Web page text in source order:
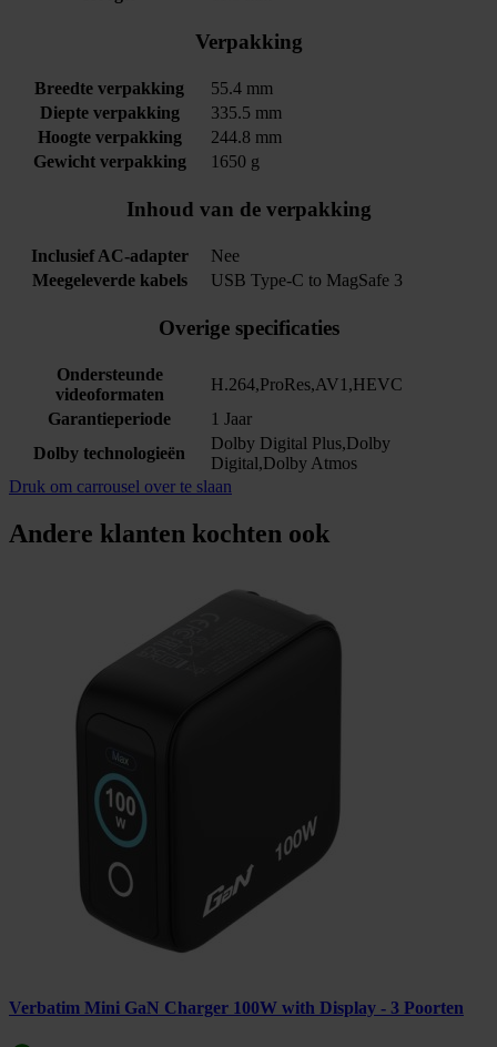
Verpakking
Breedte verpakking
55.4 mm
Diepte verpakking
335.5 mm
Hoogte verpakking
244.8 mm
Gewicht verpakking
1650 g
Inhoud van de verpakking
Inclusief AC-adapter
Nee
Meegeleverde kabels
USB Type-C to MagSafe 3
Overige specificaties
Ondersteunde
videoformaten
H.264,ProRes,AV1,HEVC
Garantieperiode
1 Jaar
Dolby technologieën
Dolby Digital Plus,Dolby
Digital,Dolby Atmos
Druk om carrousel over te slaan
Andere klanten kochten ook
Verbatim Mini GaN Charger 100W with Display - 3 Poorten